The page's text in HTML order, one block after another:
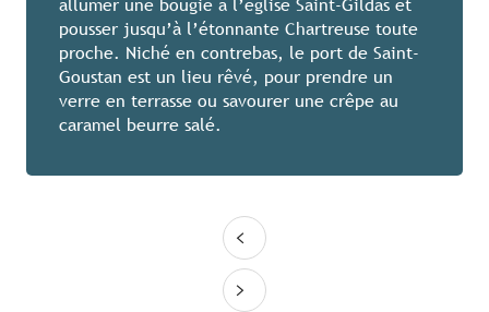
allumer une bougie à l’église Saint-Gildas et
pousser jusqu’à l’étonnante Chartreuse toute
proche. Niché en contrebas, le port de Saint-
Goustan est un lieu rêvé, pour prendre un
verre en terrasse ou savourer une crêpe au
caramel beurre salé.